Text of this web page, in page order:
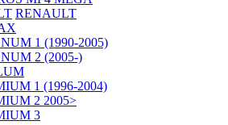
RENAULT
1 (1990-2005)
2 (2005-)
1 (1996-2004)
2 2005>
3